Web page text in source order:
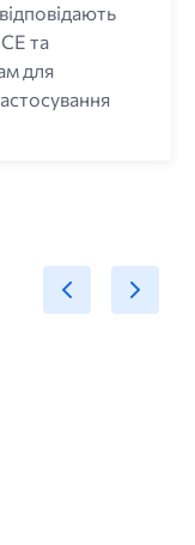
та
для